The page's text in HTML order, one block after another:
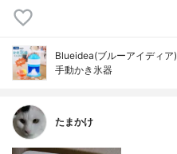
Blueidea(ブルーアイディア)
手動かき氷器
たまかけ